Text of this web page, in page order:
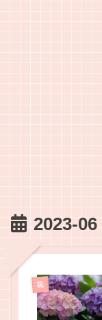
2023-06
花